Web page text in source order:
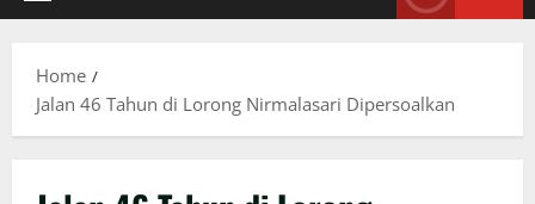
Home
Jalan 46 Tahun di Lorong Nirmalasari Dipersoalkan